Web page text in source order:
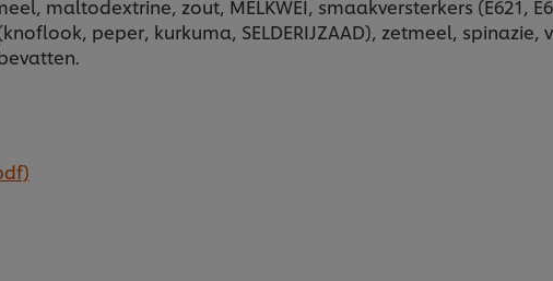
maltodextrine, zout, MELKWEI, smaakversterkers (E621,
peper, kurkuma, SELDERIJZAAD), zetmeel,